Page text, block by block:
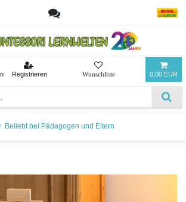
Registrieren 0,00 EUR
Beliebt bei Pädagogen und Eltern